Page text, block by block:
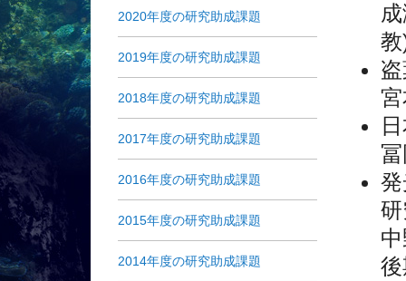
2020年度の研究助成課題
2019年度の研究助成課題
2018年度の研究助成課題
2017年度の研究助成課題
2016年度の研究助成課題
2015年度の研究助成課題
2014年度の研究助成課題